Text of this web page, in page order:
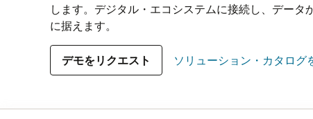
します。デジタル・エコシステムに接続し、デー
に据えます。
デモをリクエスト ソリューション・カタログ